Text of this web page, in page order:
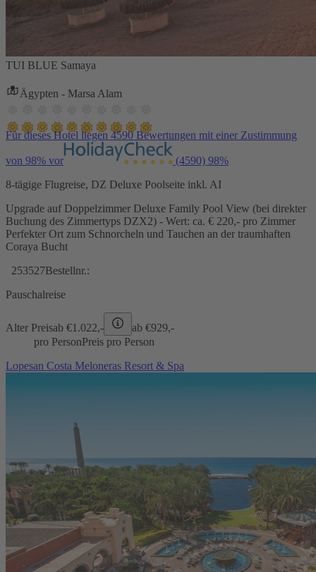
TUI BLUE Samaya
Ägypten - Marsa Alam
Für dieses Hotel liegen 4590 Bewertungen mit einer Zustimmung
von 98% vor (4590) 98%
8-tägige Flugreise, DZ Deluxe Poolseite inkl. AI
Upgrade auf Doppelzimmer Deluxe Family Pool View (bei direkter
Buchung des Zimmertyps DZX2) - Wert: ca. € 220,- pro Zimmer
Perfekter Ort zum Schnorcheln und Tauchen an der traumhaften
Coraya Bucht
253527Bestellnr.:
Pauschalreise
Alter Preisab €1.022,- ab €929,-
pro PersonPreis pro Person
Lopesan Costa Meloneras Resort & Spa